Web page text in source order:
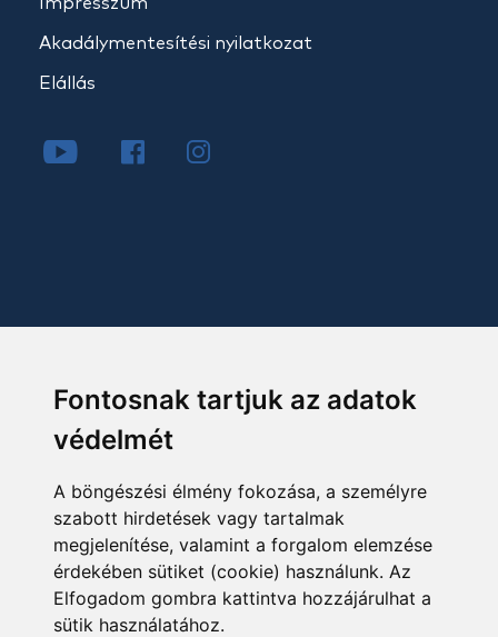
Fontosnak tartjuk az adatok
védelmét
A böngészési élmény fokozása, a személyre
szabott hirdetések vagy tartalmak
megjelenítése, valamint a forgalom elemzése
érdekében sütiket (cookie) használunk. Az
Elfogadom gombra kattintva hozzájárulhat a
sütik használatához.
Akadálymentesítési nyilatkozat
Elállás